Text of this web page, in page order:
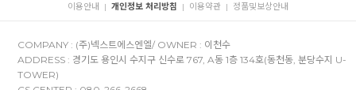
이용안내 | 개인정보 처리방침 | 이용약관 | 정품및보상안내
COMPANY : (주)넥스트에스엔엘/ OWNER : 이천수
ADDRESS : 경기도 용인시 수지구 신수로 767, A동 1층 134호(동천동, 분당수지 U-
TOWER)